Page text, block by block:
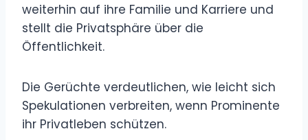
weiterhin auf ihre Familie und Karriere und
stellt die Privatsphäre über die
Öffentlichkeit.
Die Gerüchte verdeutlichen, wie leicht sich
Spekulationen verbreiten, wenn Prominente
ihr Privatleben schützen.